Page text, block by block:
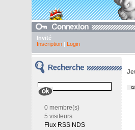
Invité
Inscription| Login
0 membre(s)
5 visiteurs
Flux RSS NDS